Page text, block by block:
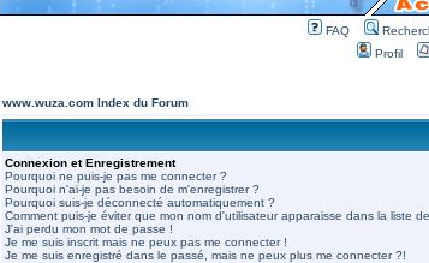
FAQ
Profil
www.wuza.com Index du Forum
Connexion et Enregistrement
Pourquoi ne puis-je pas me connecter ?
Pourquoi n'ai-je pas besoin de m'enregistrer ?
Pourquoi suis-je déconnecté automatiquement ?
Comment puis-je éviter que mon nom d'utilisateur apparaisse dans la liste
J'ai perdu mon mot de passe !
Je me suis inscrit mais ne peux pas me connecter !
Je me suis enregistré dans le passé, mais ne peux plus me connecter ?!